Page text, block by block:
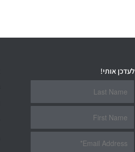
לעדכן אותי!